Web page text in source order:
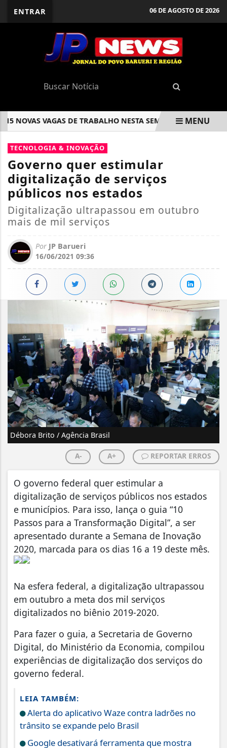
ENTRAR 06 DE AGOSTO DE 2026
VAGAS DE TRABALHO NESTA SEMANA GOVERNO
EM ALTA
MENU
TECNOLOGIA & INOVAÇÃO
Governo quer estimular
digitalização de serviços
públicos nos estados
Digitalização ultrapassou em outubro
mais de mil serviços
Por JP Barueri
16/06/2021 09:36
Débora Brito / Agência Brasil
A- A+ REPORTAR ERROS
O governo federal quer estimular a
digitalização de serviços públicos nos estados
e municípios. Para isso, lança o guia “10
Passos para a Transformação Digital”, a ser
apresentado durante a Semana de Inovação
2020, marcada para os dias 16 a 19 deste mês.
Na esfera federal, a digitalização ultrapassou
em outubro a meta dos mil serviços
digitalizados no biênio 2019-2020.
Para fazer o guia, a Secretaria de Governo
Digital, do Ministério da Economia, compilou
experiências de digitalização dos serviços do
governo federal.
LEIA TAMBÉM:
Alerta do aplicativo Waze contra ladrões no
trânsito se expande pelo Brasil
Google desativará ferramenta que mostra